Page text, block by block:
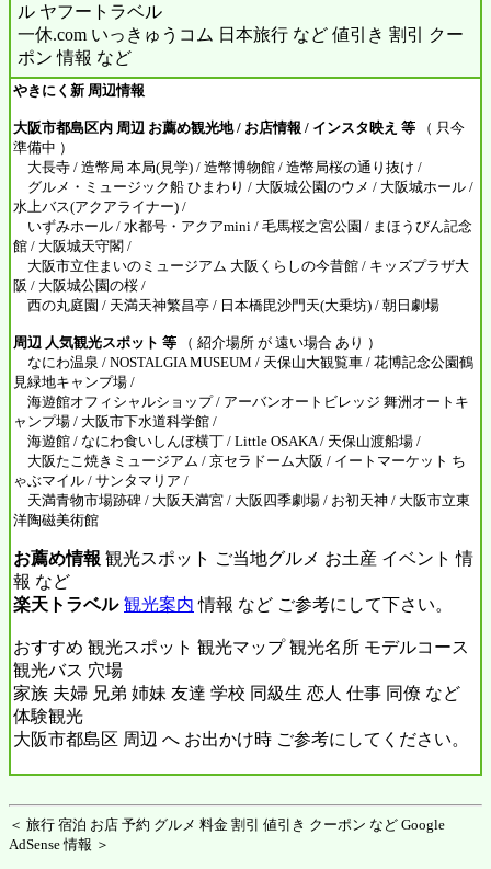
ル ヤフートラベル
一休.com いっきゅうコム 日本旅行 など 値引き 割引 クー
ポン 情報 など
やきにく新 周辺情報
大阪市都島区内 周辺 お薦め観光地 / お店情報 / インスタ映え 等 （ 只今
準備中 ）
大長寺 / 造幣局 本局(見学) / 造幣博物館 / 造幣局桜の通り抜け /
グルメ・ミュージック船 ひまわり / 大阪城公園のウメ / 大阪城ホール /
水上バス(アクアライナー) /
いずみホール / 水都号・アクアmini / 毛馬桜之宮公園 / まほうびん記念
館 / 大阪城天守閣 /
大阪市立住まいのミュージアム 大阪くらしの今昔館 / キッズプラザ大
阪 / 大阪城公園の桜 /
西の丸庭園 / 天満天神繁昌亭 / 日本橋毘沙門天(大乗坊) / 朝日劇場
周辺 人気観光スポット 等 （ 紹介場所 が 遠い場合 あり ）
なにわ温泉 / NOSTALGIA MUSEUM / 天保山大観覧車 / 花博記念公園鶴
見緑地キャンプ場 /
海遊館オフィシャルショップ / アーバンオートビレッジ 舞洲オートキ
ャンプ場 / 大阪市下水道科学館 /
海遊館 / なにわ食いしんぼ横丁 / Little OSAKA / 天保山渡船場 /
大阪たこ焼きミュージアム / 京セラドーム大阪 / イートマーケット ち
ゃぶマイル / サンタマリア /
天満青物市場跡碑 / 大阪天満宮 / 大阪四季劇場 / お初天神 / 大阪市立東
洋陶磁美術館
お薦め情報 観光スポット ご当地グルメ お土産 イベント 情
報 など
楽天トラベル 観光案内 情報 など ご参考にして下さい。
おすすめ 観光スポット 観光マップ 観光名所 モデルコース
観光バス 穴場
家族 夫婦 兄弟 姉妹 友達 学校 同級生 恋人 仕事 同僚 など
体験観光
大阪市都島区 周辺 へ お出かけ時 ご参考にしてください。
＜ 旅行 宿泊 お店 予約 グルメ 料金 割引 値引き クーポン など Google
AdSense 情報 ＞